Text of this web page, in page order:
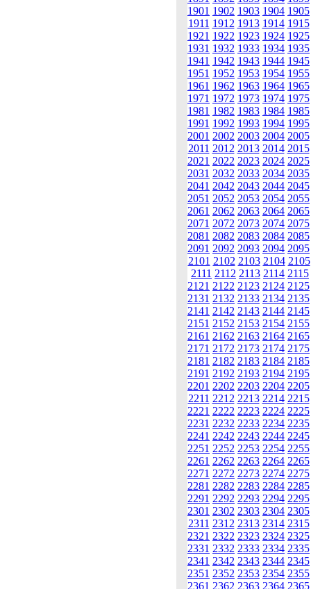
1901 1902 1903 1904 1905
1911 1912 1913 1914 1915
1921 1922 1923 1924 1925
1931 1932 1933 1934 1935
1941 1942 1943 1944 1945
1951 1952 1953 1954 1955
1961 1962 1963 1964 1965
1971 1972 1973 1974 1975
1981 1982 1983 1984 1985
1991 1992 1993 1994 1995
2001 2002 2003 2004 2005
2011 2012 2013 2014 2015
2021 2022 2023 2024 2025
2031 2032 2033 2034 2035
2041 2042 2043 2044 2045
2051 2052 2053 2054 2055
2061 2062 2063 2064 2065
2071 2072 2073 2074 2075
2081 2082 2083 2084 2085
2091 2092 2093 2094 2095
2101 2102 2103 2104 2105
2111 2112 2113 2114 2115
2121 2122 2123 2124 2125
2131 2132 2133 2134 2135
2141 2142 2143 2144 2145
2151 2152 2153 2154 2155
2161 2162 2163 2164 2165
2171 2172 2173 2174 2175
2181 2182 2183 2184 2185
2191 2192 2193 2194 2195
2201 2202 2203 2204 2205
2211 2212 2213 2214 2215
2221 2222 2223 2224 2225
2231 2232 2233 2234 2235
2241 2242 2243 2244 2245
2251 2252 2253 2254 2255
2261 2262 2263 2264 2265
2271 2272 2273 2274 2275
2281 2282 2283 2284 2285
2291 2292 2293 2294 2295
2301 2302 2303 2304 2305
2311 2312 2313 2314 2315
2321 2322 2323 2324 2325
2331 2332 2333 2334 2335
2341 2342 2343 2344 2345
2351 2352 2353 2354 2355
2361 2362 2363 2364 2365